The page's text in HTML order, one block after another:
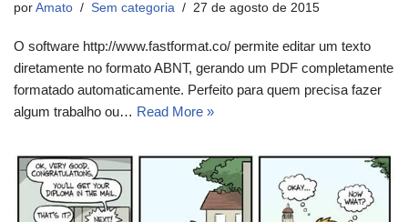
por Amato Sem categoria 27 de agosto de 2015
O software http://www.fastformat.co/ permite editar um texto
diretamente no formato ABNT, gerando um PDF completamente
formatado automaticamente. Perfeito para quem precisa fazer
algum trabalho ou… Read More »